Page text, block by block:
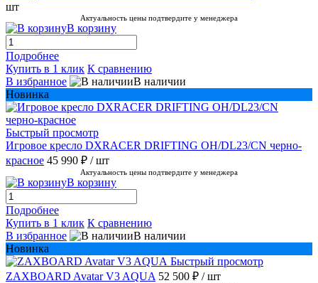
шт
Актуальность цены подтвердите у менеджера
В корзину
Подробнее
Купить в 1 клик К сравнению
В избранное
В наличии
Новинка
Быстрый просмотр
Игровое кресло DXRACER DRIFTING OH/DL23/CN черно-
красное 45 990 ₽ / шт
Актуальность цены подтвердите у менеджера
В корзину
Подробнее
Купить в 1 клик К сравнению
В избранное
В наличии
Новинка
Быстрый просмотр
ZAXBOARD Avatar V3 AQUA 52 500 ₽ / шт